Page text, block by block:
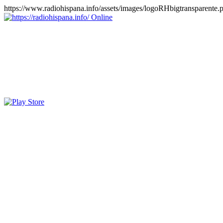
https://www.radiohispana.info/assets/images/
Online